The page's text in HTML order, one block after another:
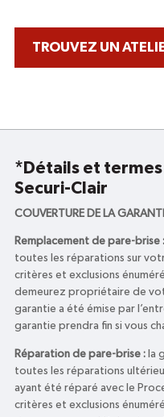
TROUVEZ UN
*Détails et
Securi-Clair
COUVERTURE DE LA
Remplacement de pare-brise :
toutes les réparations sur
critères et exclusions
demeurez propriétaire de
garantie a été émise par
garantie prendra fin si vous
Réparation de pare-brise :la
toutes les réparations
ayant été réparé avec le
critères et exclusions